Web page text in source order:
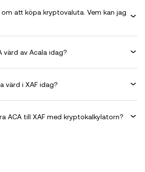
att köpa kryptovaluta. Vem kan jag
värd av Acala idag?
värd i XAF idag?
ACA till XAF med kryptokalkylatorn?